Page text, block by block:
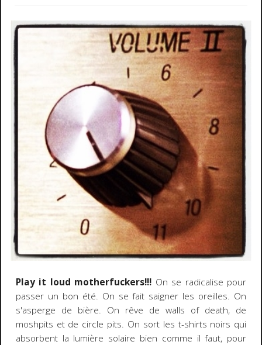
Play it loud motherfuckers!!! On se radicalise pour
passer un bon été. On se fait saigner les oreilles. On
s'asperge de bière. On rêve de walls of death, de
moshpits et de circle pits. On sort les t-shirts noirs qui
absorbent la lumière solaire bien comme il faut, pour